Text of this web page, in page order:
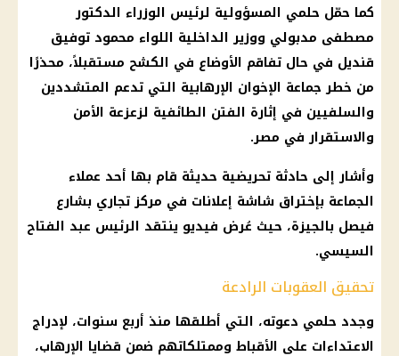
كما حمّل حلمي المسؤولية لرئيس الوزراء الدكتور
مصطفى مدبولي ووزيرالداخلية اللواء محمود توفيق
قنديل في حال تفاقم الأوضاع في الكشح مستقبلاً، محذرًا
من خطر جماعة الإخوان الإرهابية التي تدعم المتشددين
والسلفيين في إثارة الفتن الطائفية لزعزعة الأمن
والاستقرار في مصر.
وأشار إلى حادثة تحريضية حديثة قام بها أحد عملاء
الجماعة بإختراق شاشة إعلانات في مركز تجاري بشارع
فيصل بالجيزة، حيث عُرض فيديو ينتقد الرئيس عبد الفتاح
السيسي.
تحقيق العقوبات الرادعة
وجدد حلمي دعوته، التي أطلقها منذ أربع سنوات، لإدراج
الاعتداءات على الأقباط وممتلكاتهم ضمن قضايا الإرهاب،